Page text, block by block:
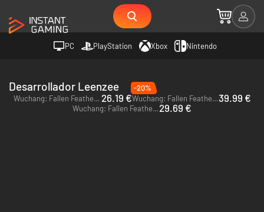
PC PlayStation Xbox Nintendo
Desarrollador Leenzee
Wuchang: Fallen Feathers - PC (Steam) - Europe & US & Canada 26.19 €
-20%
Wuchang: Fallen Feathers - Xbox Series X|S39.99 €
Wuchang: Fallen Feathers Deluxe Edition - PC (Steam) - Europe & US & Canada29.69 €